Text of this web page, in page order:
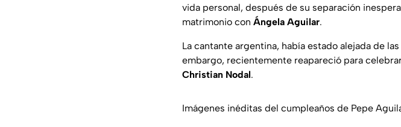
vida personal, después de su separación
matrimonio con Ángela Aguilar.
La cantante argentina, había estado alejada de las
embargo, recientemente reapareció para
Christian Nodal.
Imágenes inéditas del cumpleaños de Pepe